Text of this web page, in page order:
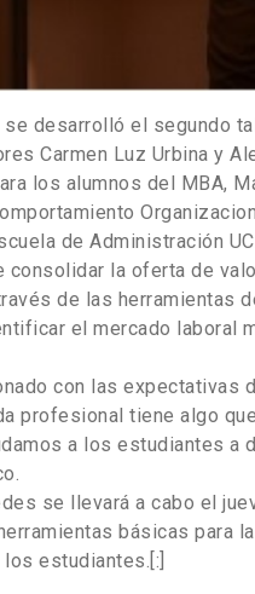
desarrolló el segundo
Carmen Luz Urbina y
los alumnos del MBA,
de Administración
consolidar la oferta de
de las herramientas
el mercado laboral
con las expectativas
profesional tiene algo
a los estudiantes a
se llevará a cabo el
básicas para
estudiantes.[:]